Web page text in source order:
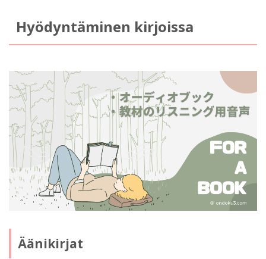
Hyödyntäminen kirjoissa
Äänikirjat